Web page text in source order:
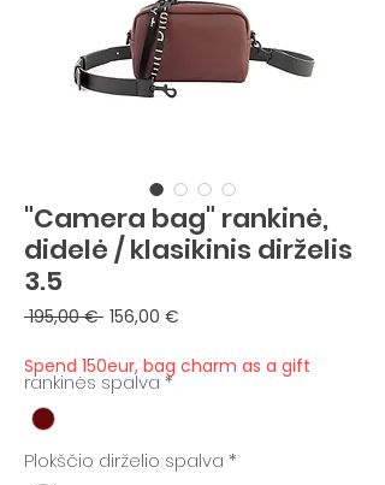
"Camera bag" rankinė,
didelė / klasikinis dirželis
3.5
195,00 € Įprastinė
156,00 €
Spend 150eur, bag charm as a gift
rankinės spalva *
Plokščio dirželio spalva *